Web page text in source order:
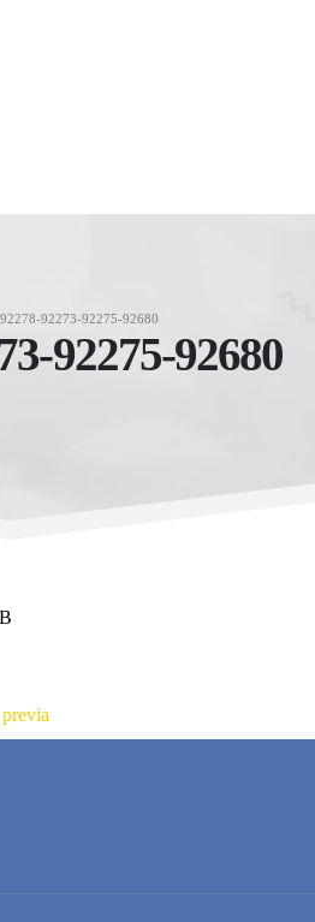
92278-92273-92275-92680
92275-92680